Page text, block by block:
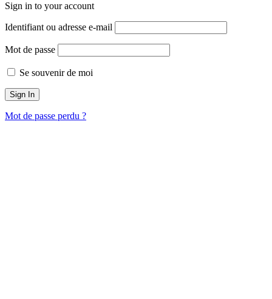
Sign in to your account
Identifiant ou adresse e-mail
Mot de passe
Se souvenir de moi
Mot de passe perdu ?